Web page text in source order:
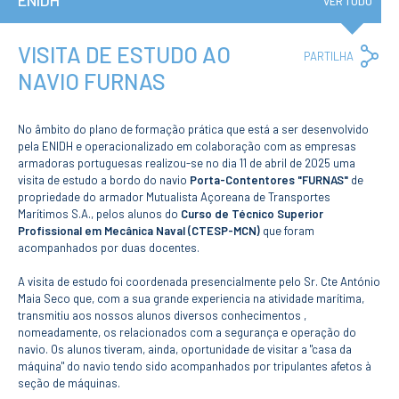
Privacidade e
RGPD
Política de
Avaliação e
Identidade de
Marca
Protocolos
Recrutamento
Contratação
Pública
Canal de Denúncia
Campus
Notícias
Agenda
Centenário ENIDH
Reconhecimento
de Habilitações
Estrangeiras
VISITA DE ESTUDO AO
NAVIO FURNAS
PARTILHA
No âmbito do plano de formação prática que está a ser desenvolvido
pela ENIDH e operacionalizado em colaboração com as empresas
armadoras portuguesas realizou-se no dia 11 de abril de 2025 uma
visita de estudo a bordo do navio Porta-Contentores "FURNAS" de
propriedade do armador Mutualista Açoreana de Transportes
Marítimos S.A., pelos alunos do Curso de Técnico Superior
Profissional em Mecânica Naval (CTESP-MCN) que foram
acompanhados por duas docentes.
A visita de estudo foi coordenada presencialmente pelo Sr. Cte António
Maia Seco que, com a sua grande experiencia na atividade marítima,
transmitiu aos nossos alunos diversos conhecimentos ,
nomeadamente, os relacionados com a segurança e operação do
navio. Os alunos tiveram, ainda, oportunidade de visitar a "casa da
máquina" do navio tendo sido acompanhados por tripulantes afetos à
seção de máquinas.